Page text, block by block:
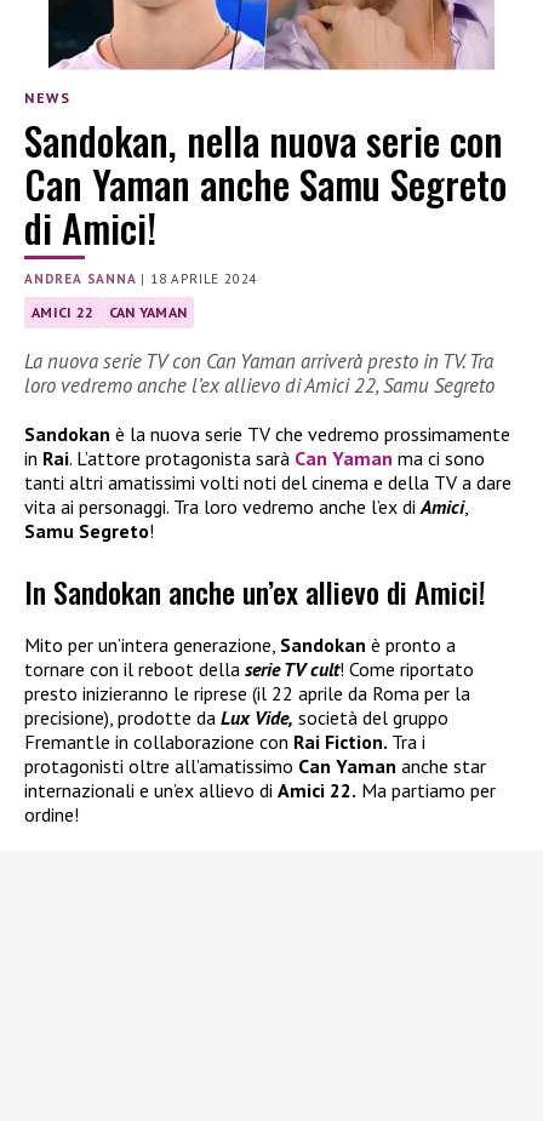
NEWS
Sandokan, nella nuova serie con
Can Yaman anche Samu Segreto
di Amici!
ANDREA SANNA | 18 APRILE 2024
AMICI 22 CAN YAMAN
La nuova serie TV con Can Yaman arriverà presto in TV. Tra
loro vedremo anche l’ex allievo di Amici 22, Samu Segreto
Sandokan è la nuova serie TV che vedremo prossimamente
in Rai. L’attore protagonista sarà Can Yaman ma ci sono
tanti altri amatissimi volti noti del cinema e della TV a dare
vita ai personaggi. Tra loro vedremo anche l’ex di Amici,
Samu Segreto!
In Sandokan anche un’ex allievo di Amici!
Mito per un’intera generazione, Sandokan è pronto a
tornare con il reboot della serie TV cult! Come riportato
presto inizieranno le riprese (il 22 aprile da Roma per la
precisione), prodotte da Lux Vide, società del gruppo
Fremantle in collaborazione con Rai Fiction. Tra i
protagonisti oltre all’amatissimo Can Yaman anche star
internazionali e un’ex allievo di Amici 22. Ma partiamo per
ordine!